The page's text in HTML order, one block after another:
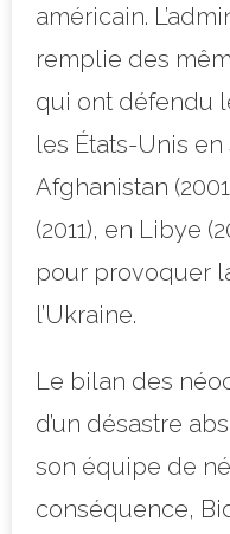
américain.
remplie des
qui ont défendu
les États-Unis en
Afghanistan
(2011), en Libye
pour provoquer
l’Ukraine.
Le bilan des
d’un désastre
son équipe de
conséquence,